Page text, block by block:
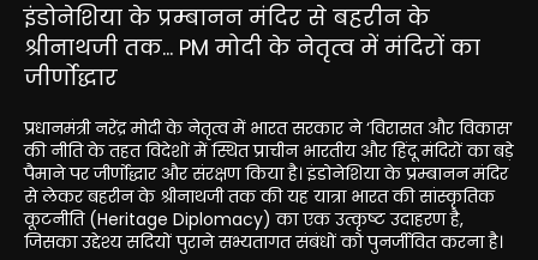
इंडोनेशिया के प्रम्बानन मंदिर से बहरीन के
श्रीनाथजी तक… PM मोदी के नेतृत्व में मंदिरों का
जीर्णोद्धार
प्रधानमंत्री नरेंद्र मोदी के नेतृत्व में भारत सरकार ने ‘विरासत और विकास’
की नीति के तहत विदेशों में स्थित प्राचीन भारतीय और हिंदू मंदिरों का बड़े
पैमाने पर जीर्णोद्धार और संरक्षण किया है। इंडोनेशिया के प्रम्बानन मंदिर
से लेकर बहरीन के श्रीनाथजी तक की यह यात्रा भारत की सांस्कृतिक
कूटनीति (Heritage Diplomacy) का एक उत्कृष्ट उदाहरण है,
जिसका उद्देश्य सदियों पुराने सभ्यतागत संबंधों को पुनर्जीवित करना है।